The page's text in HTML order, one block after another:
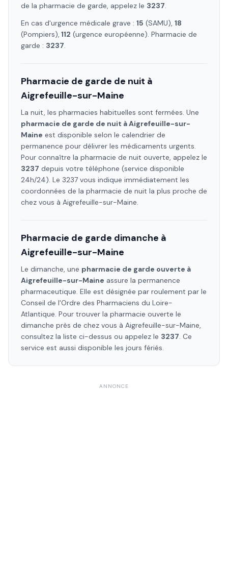
de la pharmacie de garde, appelez le 3237.
En cas d'urgence médicale grave : 15 (SAMU), 18
(Pompiers), 112 (urgence européenne). Pharmacie de
garde : 3237.
Pharmacie de garde de nuit à
Aigrefeuille-sur-Maine
La nuit, les pharmacies habituelles sont fermées. Une
pharmacie de garde de nuit àAigrefeuille-sur-
Maine est disponible selon le calendrier de
permanence pour délivrer les médicaments urgents.
Pour connaître la pharmacie de nuit ouverte, appelez le
3237 depuis votre téléphone (service disponible
24h/24). Le 3237 vous indique immédiatement les
coordonnées de la pharmacie de nuit la plus proche de
chez vous à Aigrefeuille-sur-Maine.
Pharmacie de garde dimanche à
Aigrefeuille-sur-Maine
Le dimanche, une pharmacie de garde ouverte à
Aigrefeuille-sur-Maine assure la permanence
pharmaceutique. Elle est désignée par roulement par le
Conseil de l'Ordre des Pharmaciens du Loire-
Atlantique. Pour trouver la pharmacie ouverte le
dimanche près de chez vous à Aigrefeuille-sur-Maine,
consultez la liste ci-dessus ou appelez le 3237. Ce
service est aussi disponible les jours fériés.
ANNONCE